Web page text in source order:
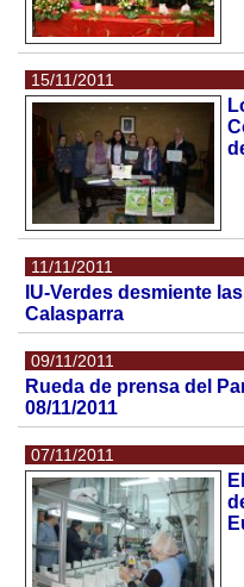
15/11/2011
11/11/2011
IU-Verdes desmiente
Calasparra
09/11/2011
Rueda de prensa del
08/11/2011
07/11/2011